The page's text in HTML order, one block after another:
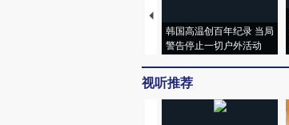
韩国高温创百年纪录 当局
警告停止一切户外活动
视听推荐